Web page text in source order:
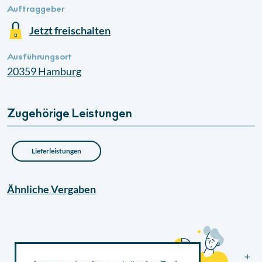
Auftraggeber
Jetzt freischalten
Ausführungsort
20359Hamburg
Zugehörige Leistungen
Lieferleistungen
ÄhnlicheVergaben